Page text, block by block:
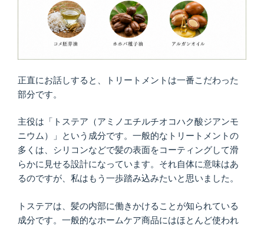
正直にお話しすると、トリートメントは一番こだわった
部分です。
主役は「トステア（アミノエチルチオコハク酸ジアンモ
ニウム）」という成分です。一般的なトリートメントの
多くは、シリコンなどで髪の表面をコーティングして滑
らかに見せる設計になっています。それ自体に意味はあ
るのですが、私はもう一歩踏み込みたいと思いました。
トステアは、髪の内部に働きかけることが知られている
成分です。一般的なホームケア商品にはほとんど使われ